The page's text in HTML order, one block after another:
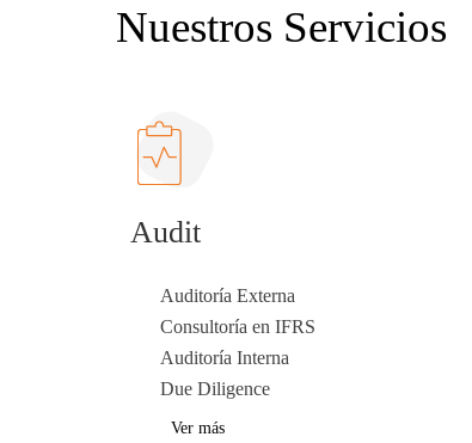
Nuestros Servicios
Audit
Auditoría Externa
Consultoría en IFRS
Auditoría Interna
Due Diligence
Ver más